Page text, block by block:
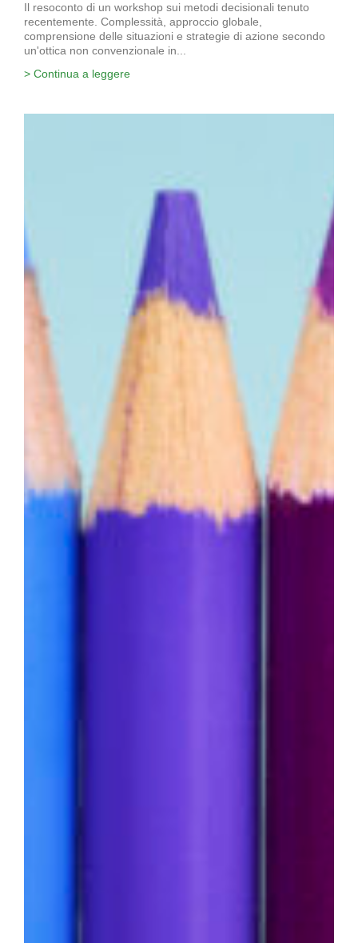
Il resoconto di un workshop sui metodi decisionali tenuto
recentemente. Complessità, approccio globale,
comprensione delle situazioni e strategie di azione secondo
un'ottica non convenzionale in...
> Continua a leggere